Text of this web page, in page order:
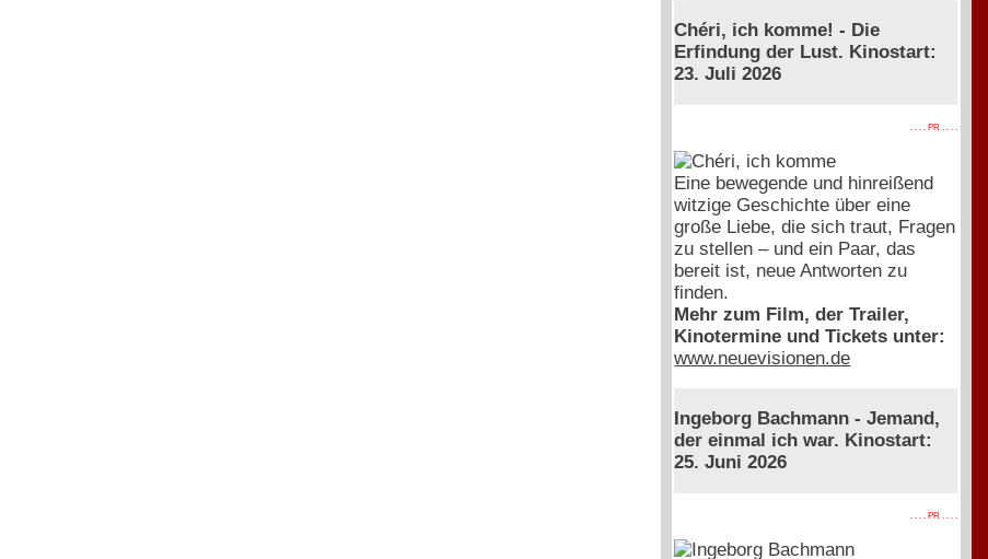
Chéri, ich komme! - Die
Erfindung der Lust. Kinostart:
23. Juli 2026
. . . . PR . . . .
Eine bewegende und hinreißend
witzige Geschichte über eine
große Liebe, die sich traut, Fragen
zu stellen – und ein Paar, das
bereit ist, neue Antworten zu
finden.
Mehr zum Film, der Trailer,
Kinotermine und Tickets unter:
www.neuevisionen.de
Ingeborg Bachmann - Jemand,
der einmal ich war. Kinostart:
25. Juni 2026
. . . . PR . . . .